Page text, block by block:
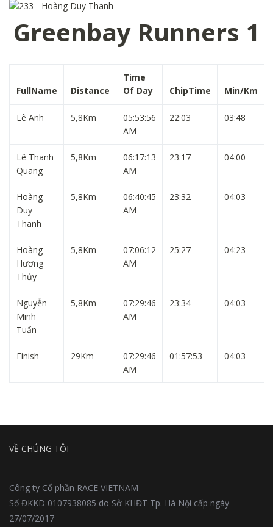
Greenbay Runners 1
FullName Distance
Time
Of Day
ChipTime Min/Km
Lê Anh 5,8Km
05:53:56
AM
22:03 03:48
Lê Thanh
Quang
5,8Km
06:17:13
AM
23:17 04:00
Hoàng
Duy
Thanh
5,8Km
06:40:45
AM
23:32 04:03
Hoàng
Hương
Thủy
5,8Km
07:06:12
AM
25:27 04:23
Nguyễn
Minh
Tuấn
5,8Km
07:29:46
AM
23:34 04:03
Finish 29Km
07:29:46
AM
01:57:53 04:03
VỀ CHÚNG TÔI
Công ty Cổ phần RACE VIETNAM
Số ĐKKD 0107938085 do Sở KHĐT Tp. Hà Nội cấp ngày
27/07/2017